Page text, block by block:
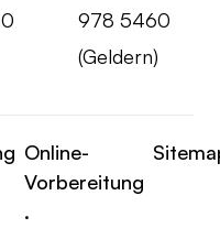
978 5460
(Geldern)
Online-
Vorbereitung
.